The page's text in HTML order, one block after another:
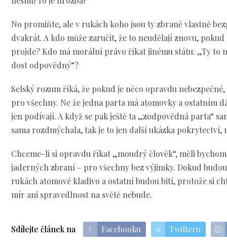
No promiňte, ale v rukách koho jsou ty zbraně vlastně
dvakrát. A kdo může zaručit, že to neudělají znovu,
projde? Kdo má morální právo říkat jinému státu: „Ty to
dost odpovědný“?
Selský rozum říká, že pokud je něco opravdu
pro všechny. Ne že jedna parta má atomovky a ostatním
jen podívají. A když se pak ještě ta „zodpovědná parta“
sama rozdmýchala, tak je to jen další ukázka pokrytectví,
Chceme-li si opravdu říkat „moudrý člověk“, měli
jaderných zbraní – pro všechny bez výjimky. Dokud
rukách atomové kladivo a ostatní budou bití, protože si
mír ani spravedlnost na světě nebude.
Sdílejte článek na Facebooku Twitteru